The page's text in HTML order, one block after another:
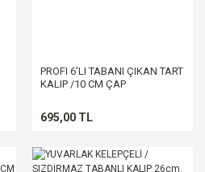
PROFI 6'LI TABANI ÇIKAN TART
KALIP /10 CM ÇAP
695,00 TL